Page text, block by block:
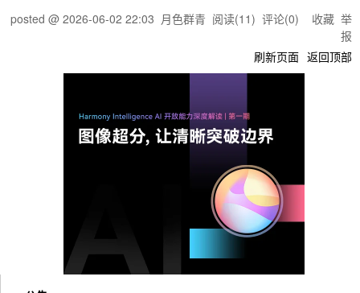
posted @ 2026-06-02 22:03 月色群青 阅读(11) 评论(0) 收藏 举
报
刷新页面 返回顶部